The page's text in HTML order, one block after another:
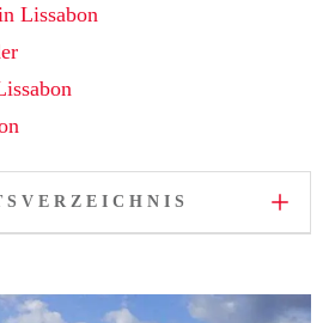
Lissabon